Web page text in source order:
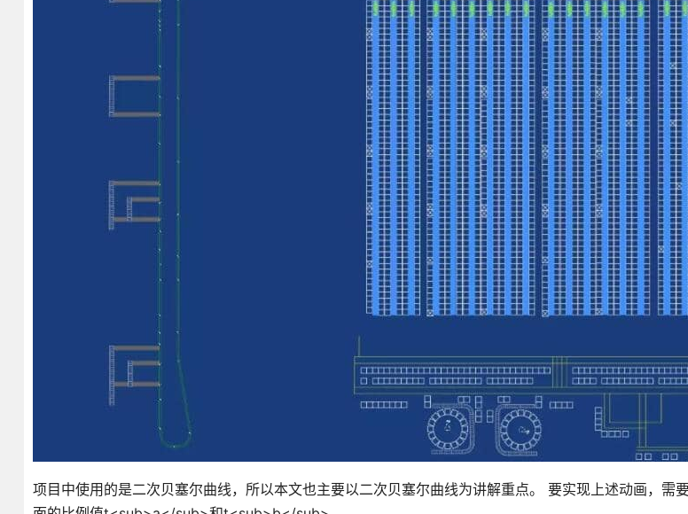
项目中使用的是二次贝塞尔曲线，所以本文也主要以二次贝塞尔曲线为讲解重点。 要实现上述动画，需